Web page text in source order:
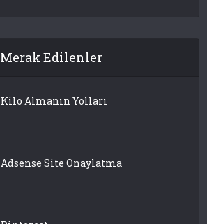
Merak Edilenler
Kilo Almanın Yolları
Adsense Site Onaylatma